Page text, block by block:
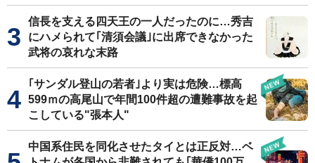
信長を支える四天王の一人だったのに…秀吉
にハメられて｢清須会議｣に出席できなかった
武将の哀れな末路
｢サンダル登山の若者｣より実は危険…標高
599ｍの高尾山で年間100件超の遭難事故を起
こしている"張本人"
中国系住民を同化させたタイとは正反対…ベ